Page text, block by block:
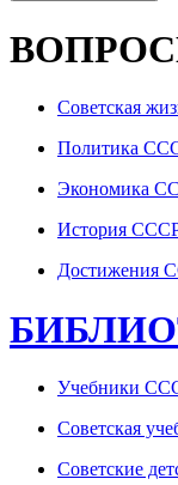
Советская
Политика
Экономика
История
Достижения
Учебники
Советская
Советские